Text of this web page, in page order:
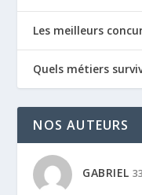
Les meilleurs
Quels métiers
NOS AUTEURS
GABRIEL